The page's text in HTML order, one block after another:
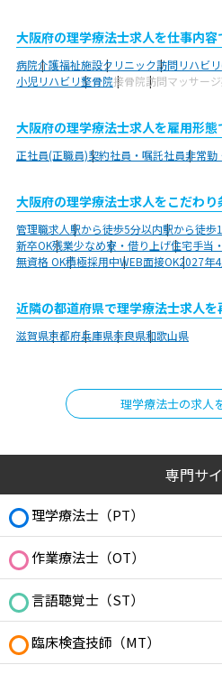
大阪府の理学療法士求人を仕事内容
病院介護福祉施設クリニック訪問リハビ
小児リハビリ整骨院接骨院訪問マッサージ
大阪府の理学療法士求人を雇用形態
正社員(正職員)契約社員・嘱託社員非常勤
大阪府の理学療法士求人をこだわり
管理職求人駅から徒歩5分以内駅から徒歩
新卒OK残業少なめ寮・借り上げ住宅手当
無資格 OK積極採用中WEB面接OK2027年
近隣の都道府県で理学療法士求人を
滋賀県京都府兵庫県奈良県和歌山県
理学療法士の求人
専門サ
理学療法士（PT）
作業療法士（OT）
言語聴覚士（ST）
臨床検査技師（MT）